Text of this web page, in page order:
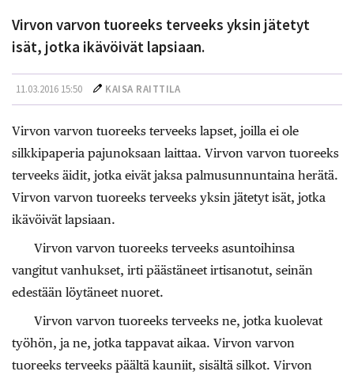
Virvon varvon tuoreeks terveeks yksin jätetyt
isät, jotka ikävöivät lapsiaan.
11.03.2016 15:50 KAISA RAITTILA
Virvon varvon tuoreeks terveeks lapset, joilla ei ole
silkkipaperia pajunoksaan laittaa. Virvon varvon tuoreeks
terveeks äidit, jotka eivät jaksa palmusunnuntaina herätä.
Virvon varvon tuoreeks terveeks yksin jätetyt isät, jotka
ikävöivät lapsiaan.
Virvon varvon tuoreeks terveeks asuntoihinsa
vangitut vanhukset, irti päästäneet irtisanotut, seinän
edestään löytäneet nuoret.
Virvon varvon tuoreeks terveeks ne, jotka kuolevat
työhön, ja ne, jotka tappavat aikaa. Virvon varvon
tuoreeks terveeks päältä kauniit, sisältä silkot. Virvon